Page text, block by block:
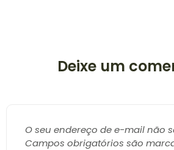
Deixe um
O seu endereço de e-mail não
Campos obrigatórios são